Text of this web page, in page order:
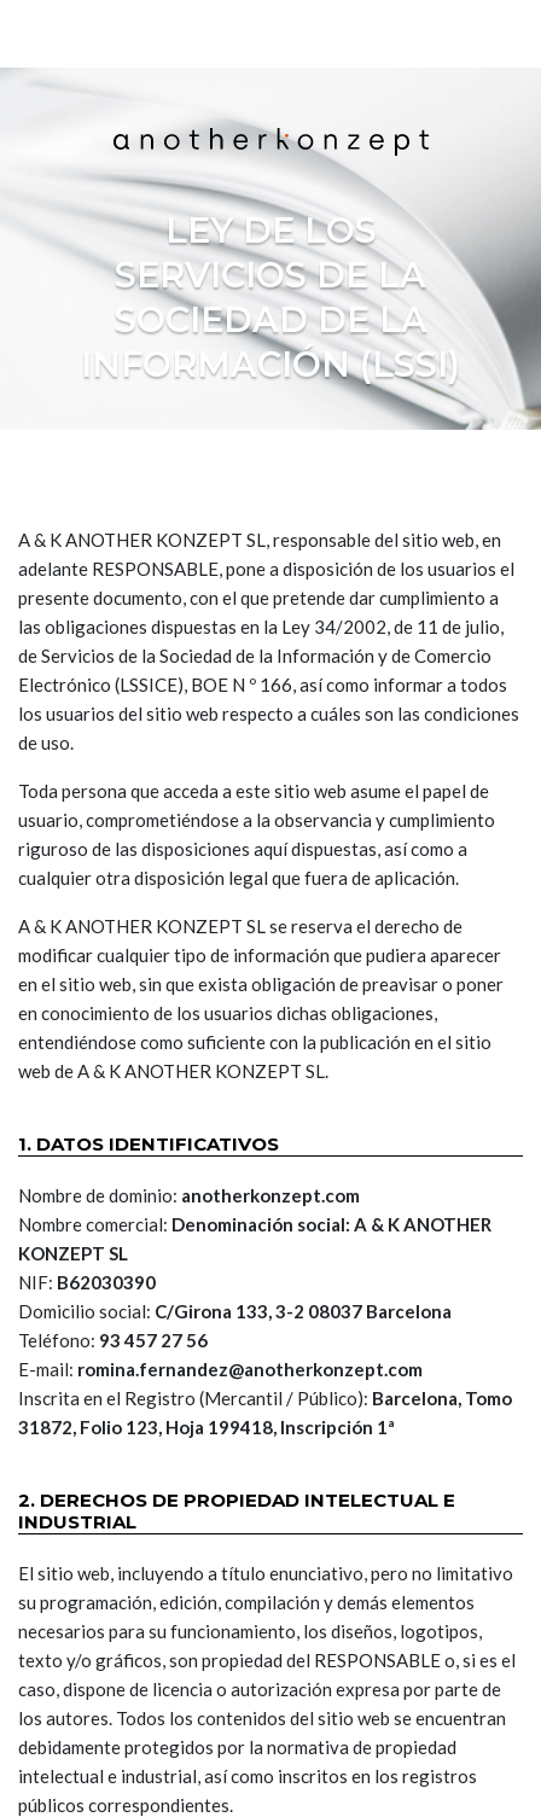
LEY DE LOS
SERVICIOS DELA
SOCIEDAD DE LA
INFORMACIÓN (LSSI)
A & K ANOTHER KONZEPT SL, responsable del sitio web, en
adelante RESPONSABLE, pone a disposición de los usuarios el
presente documento, con el que pretende dar cumplimiento a
las obligaciones dispuestas en la Ley 34/2002, de 11 de julio,
de Servicios de la Sociedad de la Información y de Comercio
Electrónico (LSSICE), BOE N º 166, así como informar a todos
los usuarios del sitio web respecto a cuáles son las condiciones
de uso.
Toda persona que acceda a este sitio web asume el papel de
usuario, comprometiéndose a la observancia y cumplimiento
riguroso de las disposiciones aquí dispuestas, así como a
cualquier otra disposición legal que fuera de aplicación.
A & K ANOTHER KONZEPT SL se reserva el derecho de
modificar cualquier tipo de información que pudiera aparecer
en el sitio web, sin que exista obligación de preavisar o poner
en conocimiento de los usuarios dichas obligaciones,
entendiéndose como suficiente con la publicación en el sitio
web de A & K ANOTHER KONZEPT SL.
1. DATOS IDENTIFICATIVOS
Nombre de dominio: anotherkonzept.com
Nombre comercial: Denominación social: A & K ANOTHER
KONZEPT SL
NIF: B62030390
Domicilio social: C/Girona 133, 3-2 08037 Barcelona
Teléfono: 93 457 27 56
E-mail: romina.fernandez@anotherkonzept.com
Inscrita en el Registro (Mercantil / Público): Barcelona, Tomo
31872, Folio 123, Hoja 199418, Inscripción 1ª
2. DERECHOS DE PROPIEDAD INTELECTUAL E
INDUSTRIAL
El sitio web, incluyendo a título enunciativo, pero no limitativo
su programación, edición, compilación y demás elementos
necesarios para su funcionamiento, los diseños, logotipos,
texto y/o gráficos, son propiedad del RESPONSABLE o, si es el
caso, dispone de licencia o autorización expresa por parte de
los autores. Todos los contenidos del sitio web se encuentran
debidamente protegidos por la normativa de propiedad
intelectual e industrial, así como inscritos en los registros
públicos correspondientes.